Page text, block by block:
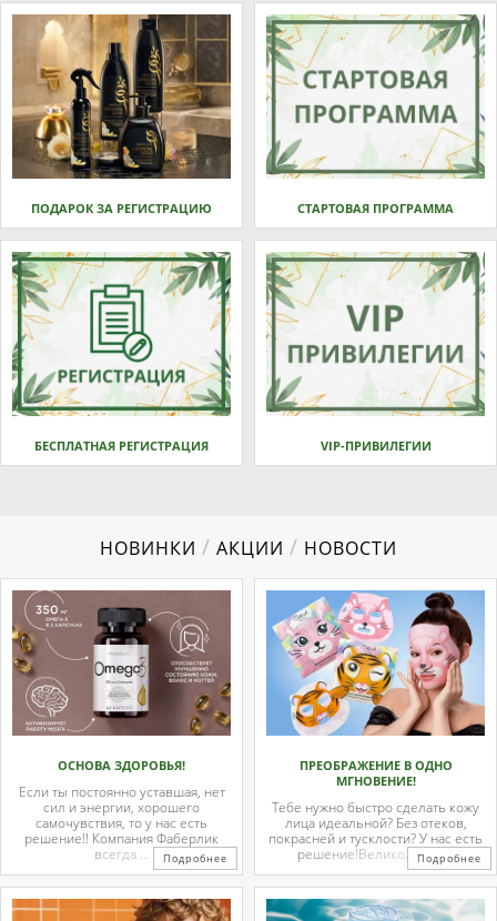
ПОДАРОК ЗА РЕГИСТРАЦИЮ СТАРТОВАЯ ПРОГРАММА
БЕСПЛАТНАЯ РЕГИСТРАЦИЯ VIP-ПРИВИЛЕГИИ
НОВИНКИ / АКЦИИ / НОВОСТИ
ОСНОВА ЗДОРОВЬЯ!
Если ты постоянно уставшая, нет
сил и энергии, хорошего
самочувствия, то у нас есть
решение!! Компания Фаберлик
всегда ...
Подробнее
ПРЕОБРАЖЕНИЕ В ОДНО
МГНОВЕНИЕ!
Тебе нужно быстро сделать кожу
лица идеальной? Без отеков,
покрасней и тусклости? У нас есть
решение!Великолепные
тканевые ...
Подробнее